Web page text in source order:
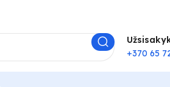
+370 65